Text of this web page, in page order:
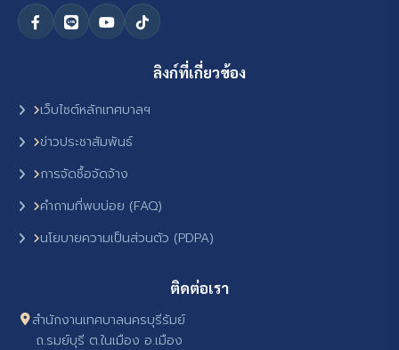
ลิงก์ที่เกี่ยวข้อง
เว็บไซต์หลักเทศบาลฯ
ข่าวประชาสัมพันธ์
การจัดซื้อจัดจ้าง
คำถามที่พบบ่อย (FAQ)
นโยบายความเป็นส่วนตัว (PDPA)
ติดต่อเรา
สำนักงานเทศบาลนครบุรีรัมย์
ถ.รมย์บุรี ต.ในเมือง อ.เมือง